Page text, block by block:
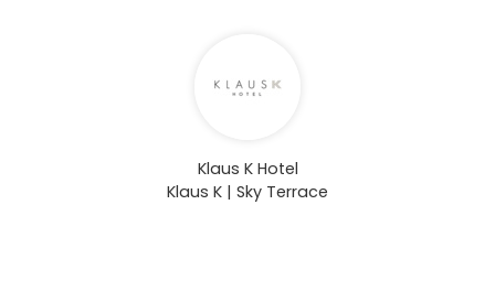
Klaus K Hotel
Klaus K | Sky Terrace